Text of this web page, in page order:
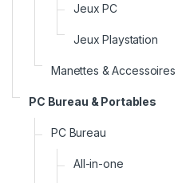
Jeux PC
Jeux Playstation
Manettes & Accessoires
PC Bureau & Portables
PC Bureau
All-in-one